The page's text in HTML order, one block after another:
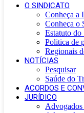
O SINDICATO
Conheça a
Conheça o
Estatuto do
Politica de
Regionais
NOTÍCIAS
Pesquisar
Saúde do
ACORDOS E
JURÍDICO